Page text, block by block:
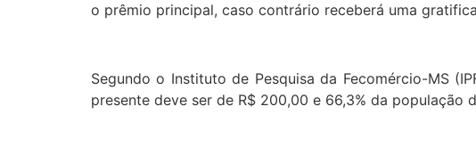
o prêmio principal, caso contrário receberá uma
Segundo o Instituto de Pesquisa da Fecomércio-MS
presente deve ser de R$ 200,00 e 66,3% da população